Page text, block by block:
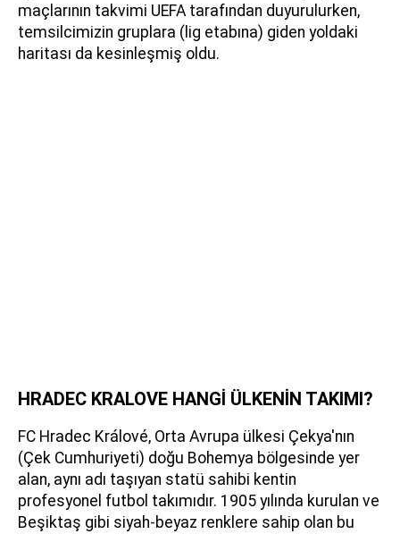
maçlarının takvimi UEFA tarafından duyurulurken,
temsilcimizin gruplara (lig etabına) giden yoldaki
haritası da kesinleşmiş oldu.
HRADEC KRALOVE HANGİ ÜLKENİN TAKIMI?
FC Hradec Králové, Orta Avrupa ülkesi Çekya'nın
(Çek Cumhuriyeti) doğu Bohemya bölgesinde yer
alan, aynı adı taşıyan statü sahibi kentin
profesyonel futbol takımıdır. 1905 yılında kurulan ve
Beşiktaş gibi siyah-beyaz renklere sahip olan bu